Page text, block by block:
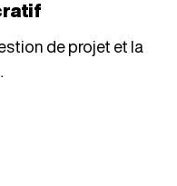
de projet et la